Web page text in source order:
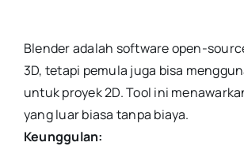
Blender adalah software open-
3D, tetapi pemula juga bisa
untuk proyek 2D. Tool ini
yang luar biasa tanpa biaya.
Keunggulan: